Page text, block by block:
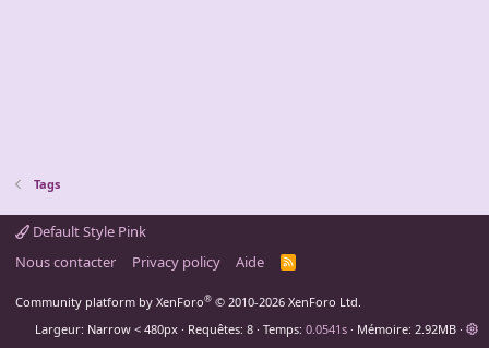
Tags
Default Style Pink
Nous contacter
Privacy policy Aide
R
Community platform by XenForo® © 2010-2026 XenForo Ltd.
Largeur
Requêtes 8 Temps 0.0541s Mémoire 2.92MB